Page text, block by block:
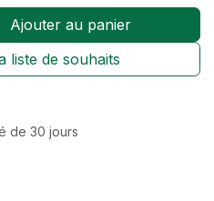
Ajouter au panier
liste de souhaits
de 30 jours